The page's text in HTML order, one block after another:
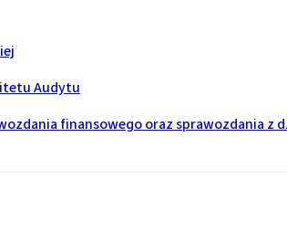
Audytu
finansowego oraz sprawozdania z